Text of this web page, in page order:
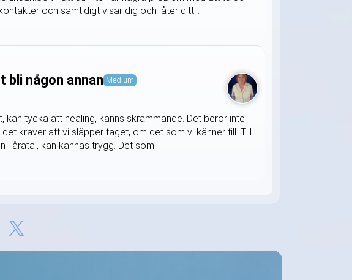
och samtidigt visar dig och låter ditt...
bli någon annan Medium
kan tycka att healing, känns skrämmande. Det beror inte
kräver att vi släpper taget, om det som vi känner till. Till
i åratal, kan kännas trygg. Det som...